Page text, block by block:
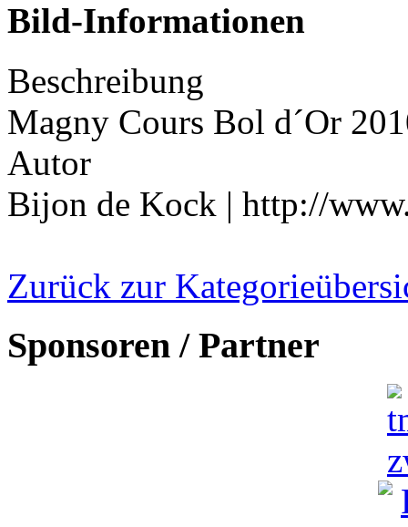
Bild-Informationen
Beschreibung
Magny Cours Bol d´Or
Autor
Bijon de Kock | http://
Zurück zur
Sponsoren / Partner